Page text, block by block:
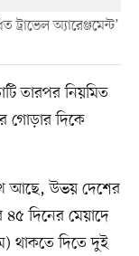
অ্যারেঞ্জমেন্ট’
তারপর নিয়মিত
গোড়ার দিকে
আছে, উভয় দেশের
৪৫ দিনের মেয়াদে
থাকতে দিতে দুই